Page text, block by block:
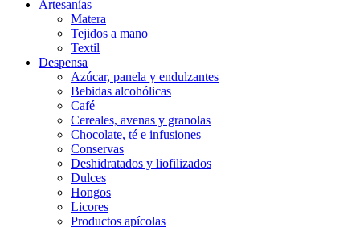
Artesanías
Matera
Tejidos a mano
Textil
Despensa
Azúcar, panela y endulzantes
Bebidas alcohólicas
Café
Cereales, avenas y granolas
Chocolate, té e infusiones
Conservas
Deshidratados y liofilizados
Dulces
Hongos
Licores
Productos apícolas